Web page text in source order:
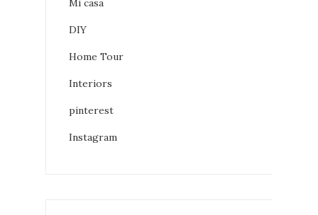
Mi casa
DIY
Home Tour
Interiors
pinterest
Instagram